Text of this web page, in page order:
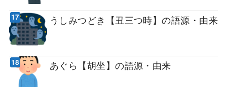
うしみつどき【丑三つ時】の語源・由来
あぐら【胡坐】の語源・由来